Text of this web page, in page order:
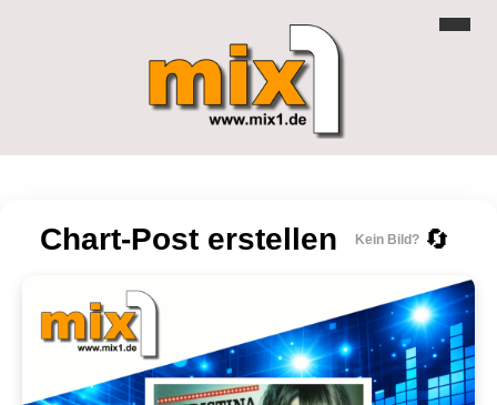
Chart-Post erstellen Kein Bild? 🔄